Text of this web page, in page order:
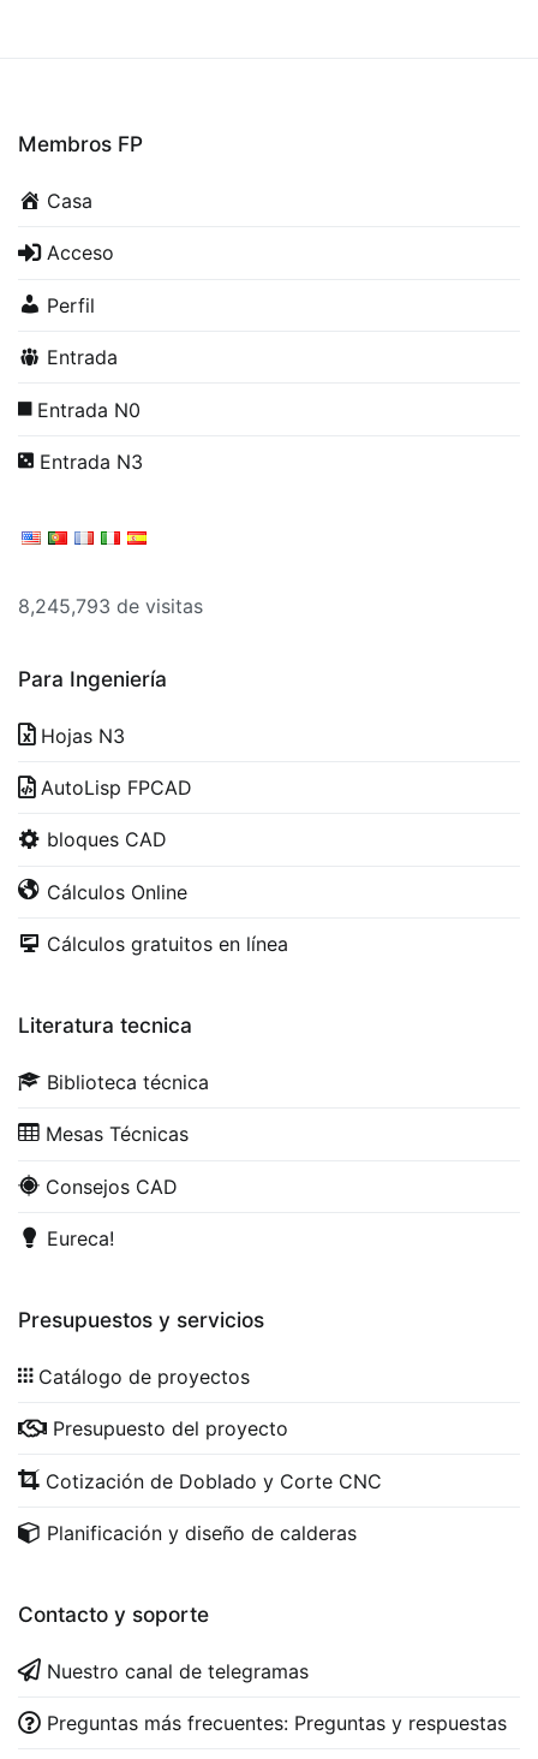
Membros FP
Casa
Acceso
Perfil
Entrada
Entrada N0
Entrada N3
8,245,793 de visitas
Para Ingeniería
Hojas N3
AutoLisp FPCAD
bloques CAD
Cálculos Online
Cálculos gratuitos en línea
Literatura tecnica
Biblioteca técnica
Mesas Técnicas
Consejos CAD
Eureca!
Presupuestos y servicios
Catálogo de proyectos
Presupuesto del proyecto
Cotización de Doblado y Corte CNC
Planificación y diseño de calderas
Contacto y soporte
Nuestro canal de telegramas
Preguntas más frecuentes: Preguntas y respuestas